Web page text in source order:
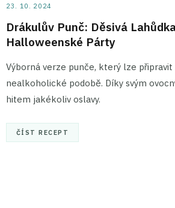
23. 10. 2024
Drákulův Punč: Děsivá
Halloweenské Párty
Výborná verze punče, který lze
nealkoholické podobě. Díky svým
hitem jakékoliv oslavy.
ČÍST RECEPT